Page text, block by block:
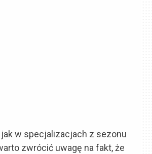
w specjalizacjach z sezonu
zwrócić uwagę na fakt, że